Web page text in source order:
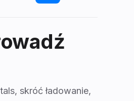
skróć ładowanie,